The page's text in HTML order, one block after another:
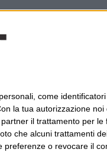
come
la tua autorizzazione
il trattamento per
che alcuni trattamenti
o revocare il
di